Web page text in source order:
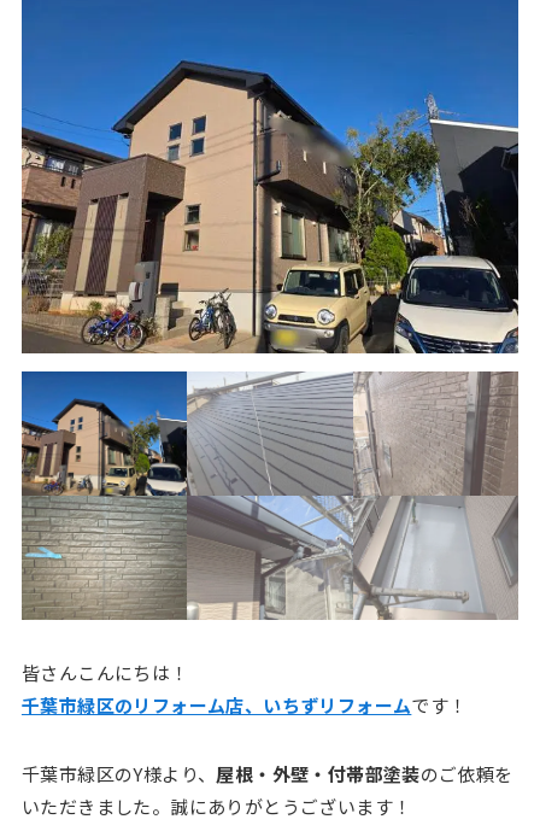
皆さんこんにちは！
千葉市緑区のリフォーム店、いちずリフォームです！
千葉市緑区のY様より、 屋根・外壁・付帯部塗装のご依頼を
いただきました。誠にありがとうございます！